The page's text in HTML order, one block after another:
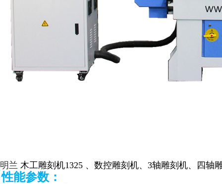
明兰 木工雕刻机1325 、数控雕刻机、 3轴雕刻机、四轴
性能参数：